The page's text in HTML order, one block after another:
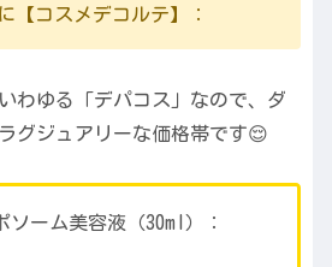
【コスメデコルテ】：
わゆる「デパコス」なので、ダ
グジュアリーな価格帯です😌
ソーム美容液（30ml）：